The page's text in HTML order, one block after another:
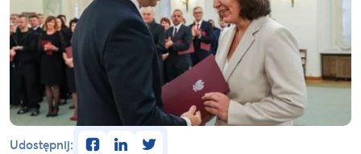
Udostępnij: facebooklinkedintwitter